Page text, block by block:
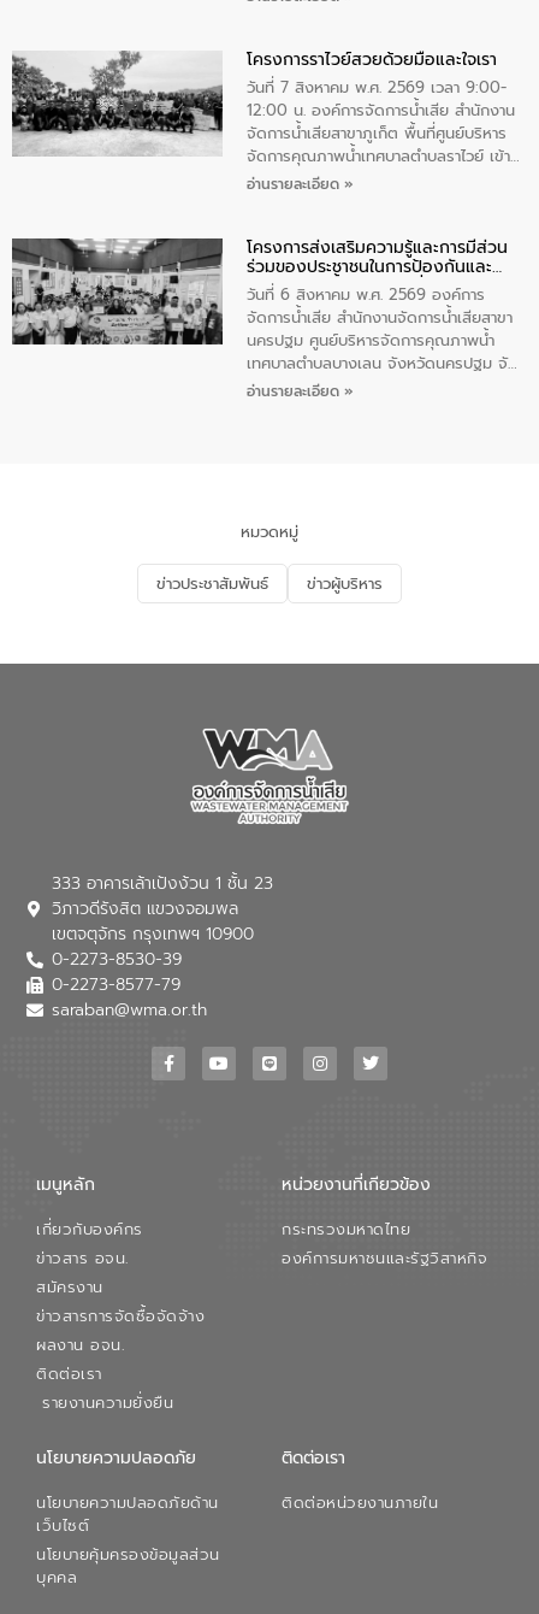
ทองคำและประกาศเกียรติคุณให้แก่ กำนัน
ผู้ใหญ่บ้านยอดเยี่ยม พร้อมกล่าวชื่นชม ให้
โอวาท และมอบนโยบาย
โครงการราไวย์สวยด้วยมือและใจเรา
วันที่ 7 สิงหาคม พ.ศ. 2569 เวลา 9:00-
12:00 น. องค์การจัดการน้ำเสีย สำนักงาน
จัดการน้ำเสียสาขาภูเก็ต พื้นที่ศูนย์บริหาร
จัดการคุณภาพน้ำเทศบาลตำบลราไวย์ เข้า
ร่วมโครงการราไวย์สวยด้วยมือและใจเรา
ประชาชน ตัวแทนจากโรงแรมต่างๆ ในเขต
เทศบาลตำบลราไวย์ ศูนย์บริหารจัดการ
คุณภาพน้ำเทศบาลตำบลราไวย์ นำโดยนาย
น้อย แก้วเศษ ผู้จัดการสำนักงานจัดการน้ำ
เสียสาขาภูเก็ต พร้อมด้วยเจ้าหน้าที่ จำนวน
5 คน ร่วมทำกิจกรรม ทำความสะอาด
ชายหาดและแหล่งท่องเที่ยว ณ บริเวณ
อ่านรายละเอียด »
โครงการส่งเสริมความรู้และการมีส่วน
ร่วมของประชาชนในการป้องกันและ
แก้ไขปัญหาน้ำเสียอย่างยั่งยืน
วันที่ 6 สิงหาคม พ.ศ. 2569 องค์การ
จัดการน้ำเสีย สำนักงานจัดการน้ำเสียสาขา
นครปฐม ศูนย์บริหารจัดการคุณภาพน้ำ
เทศบาลตำบลบางเลน จังหวัดนครปฐม จัด
กิจกรรมภายใต้โครงการส่งเสริมความรู้และ
จัดการน้ำเสียและสร้างจิตสำนึกในการ
อนุรักษ์สิ่งแวดล้อม ในหัวข้อ “น้ำเสียชุมชน
และการบำบัดน้ำเสียเบื้องต้น” โดยให้ความรู้
เกี่ยวกับสาเหตุและผลกระทบของน้ำเสีย
ณ เทศบาลตำบลบางเลน จังหวัดนครปฐม
อ่านรายละเอียด »
หมวดหมู่
ข่าวประชาสัมพันธ์ ข่าวผู้บริหาร
333 อาคารเล้าเป้งง้วน 1 ชั้น 23
วิภาวดีรังสิต แขวงจอมพล
เขตจตุจักร กรุงเทพฯ 10900
0-2273-8530-39
0-2273-8577-79
saraban@wma.or.th
เมนูหลัก
เกี่ยวกับองค์กร
ข่าวสาร อจน.
สมัครงาน
ข่าวสารการจัดซื้อจัดจ้าง
ผลงาน อจน.
ติดต่อเรา
รายงานความยั่งยืน
หน่วยงานที่เกียวข้อง
กระทรวงมหาดไทย
องค์การมหาชนและรัฐวิสาหกิจ
นโยบายความปลอดภัย
นโยบายความปลอดภัยด้าน
เว็บไซต์
นโยบายคุ้มครองข้อมูลส่วน
บุคคล
ติดต่อเรา
ติดต่อหน่วยงานภายใน